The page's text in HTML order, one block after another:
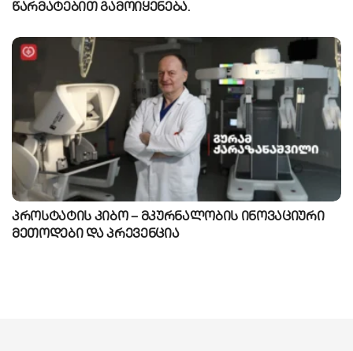
წარმატებით გამოიყენება.
პროსტატის კიბო – მკურნალობის ინოვაციური
მეთოდები და პრევენცია